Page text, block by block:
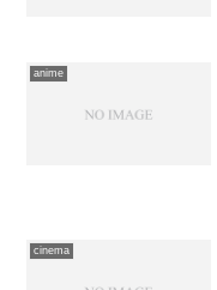
anime
cinema